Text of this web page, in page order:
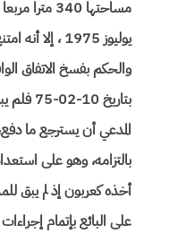
يوليوز
المدعي أن يسترجع ما
بالتزامه، وهو على
أخذه كعربون إذ لم يبق
على البائع بإتمام